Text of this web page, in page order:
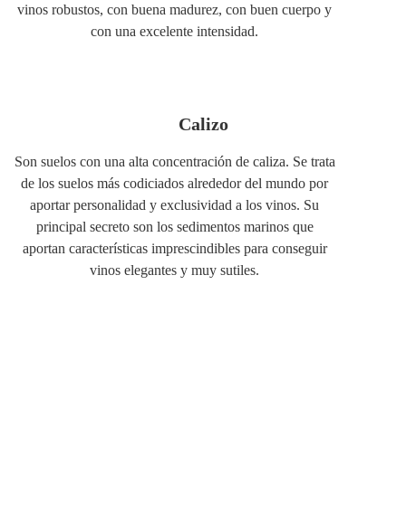
vinos robustos, con buena madurez, con buen cuerpo y
con una excelente intensidad.
Calizo
Son suelos con una alta concentración de caliza. Se trata
de los suelos más codiciados alrededor del mundo por
aportar personalidad y exclusividad a los vinos. Su
principal secreto son los sedimentos marinos que
aportan características imprescindibles para conseguir
vinos elegantes y muy sutiles.